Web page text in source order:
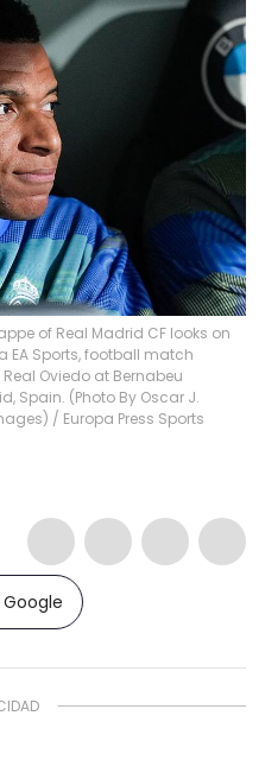
of Real Madrid CF looks on
EA Sports, football match
Oviedo at Bernabeu
Spain. (Photo By Oscar J.
/ Europa Press Sports